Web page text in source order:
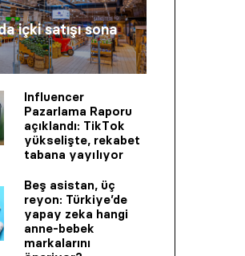
içki satışı sona
Influencer
Pazarlama Raporu
açıklandı: TikTok
yükselişte, rekabet
tabana yayılıyor
Beş asistan, üç
reyon: Türkiye’de
yapay zeka hangi
anne-bebek
markalarını